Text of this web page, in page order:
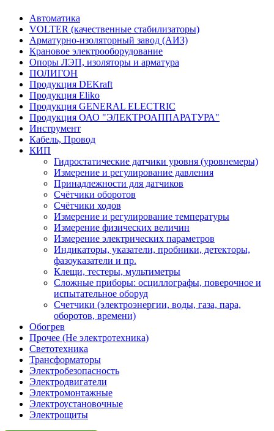
Автоматика
VOLTER (качественные стабилизаторы)
Арматурно-изоляторный завод (АИЗ)
Крановое электрооборудование
Опоры ЛЭП, изоляторы и арматура
ПОЛИГОН
Продукция DEKraft
Продукция Eliko
Продукция GENERAL ELECTRIC
Продукция ОАО "ЭЛЕКТРОАППАРАТУРА"
Инструмент
Кабель, Провод
КИП
Гидростатические датчики уровня (уровнемеры)
Измерение и регулирование давления
Принадлежности для датчиков
Счётчики оборотов
Счётчики ходов
Измерение и регулирование температуры
Измерение физических величин
Измерение электрических параметров
Индикаторы, указатели, пробники, детекторы,
фазоуказатели и пр.
Клещи, тестеры, мультиметры
Сложные приборы: осциллографы, поверочное и
испытательное оборуд
Счетчики (электроэнергии, воды, газа, пара,
оборотов, времени)
Обогрев
Прочее (Не электротехника)
Светотехника
Трансформаторы
Электробезопасность
Электродвигатели
Электромонтажные
Электроустановочные
Электрощиты